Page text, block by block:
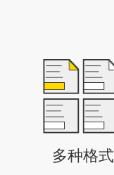
多种格式